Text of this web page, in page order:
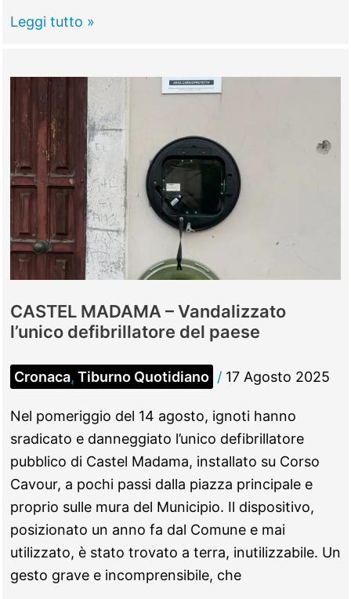
CASTEL
vent’anni
attività
dell’asilo
nido
Girasole”
Leggi tutto »
CASTEL MADAMA – Vandalizzato
l’unico defibrillatore del paese
Cronaca, Tiburno Quotidiano / 17 Agosto 2025
Nel pomeriggio del 14 agosto, ignoti hanno
sradicato e danneggiato l’unico defibrillatore
pubblico di Castel Madama, installato su Corso
Cavour, a pochi passi dalla piazza principale e
proprio sulle mura del Municipio. Il dispositivo,
posizionato un anno fa dal Comune e mai
utilizzato, è stato trovato a terra, inutilizzabile. Un
gesto grave e incomprensibile, che